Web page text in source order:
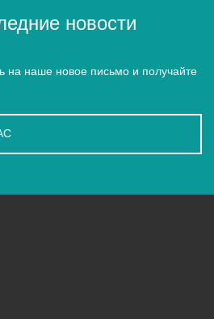
новости
на наше новое письмо и получайте